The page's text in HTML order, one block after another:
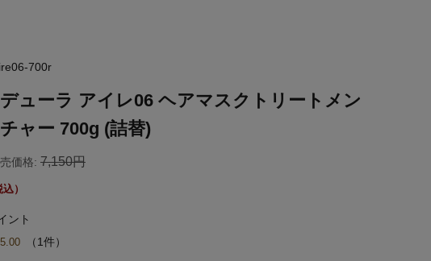
700r
ューラ アイレ06 ヘアマスクトリートメン
ャー 700g (詰替)
価格: 7,150
ント
5.00 1